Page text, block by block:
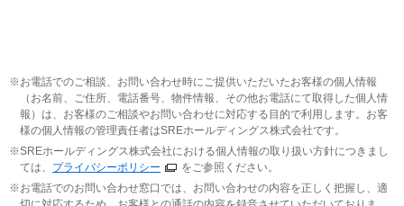
お電話でのご相談、お問い合わせ時にご提供いただいたお客様の個人情報
（お名前、ご住所、電話番号、物件情報、その他お電話にて取得した個人情
報）は、お客様のご相談やお問い合わせに対応する目的で利用します。お客
様の個人情報の管理責任者はSREホールディングス株式会社です。
SREホールディングス株式会社における個人情報の取り扱い方針につきまし
ては、 プライバシーポリシー
をご参照ください。
お電話でのお問い合わせ窓口では、お問い合わせの内容を正しく把握し、適